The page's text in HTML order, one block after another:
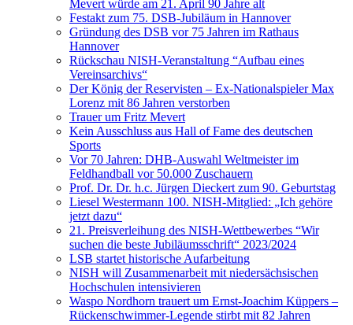
Mevert würde am 21. April 90 Jahre alt
Festakt zum 75. DSB-Jubiläum in Hannover
Gründung des DSB vor 75 Jahren im Rathaus
Hannover
Rückschau NISH-Veranstaltung “Aufbau eines
Vereinsarchivs“
Der König der Reservisten – Ex-Nationalspieler Max
Lorenz mit 86 Jahren verstorben
Trauer um Fritz Mevert
Kein Ausschluss aus Hall of Fame des deutschen
Sports
Vor 70 Jahren: DHB-Auswahl Weltmeister im
Feldhandball vor 50.000 Zuschauern
Prof. Dr. Dr. h.c. Jürgen Dieckert zum 90. Geburtstag
Liesel Westermann 100. NISH-Mitglied: „Ich gehöre
jetzt dazu“
21. Preisverleihung des NISH-Wettbewerbes “Wir
suchen die beste Jubiläumsschrift“ 2023/2024
LSB startet historische Aufarbeitung
NISH will Zusammenarbeit mit niedersächsischen
Hochschulen intensivieren
Waspo Nordhorn trauert um Ernst-Joachim Küppers –
Rückenschwimmer-Legende stirbt mit 82 Jahren